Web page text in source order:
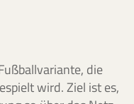
die
wird. Ziel ist es,